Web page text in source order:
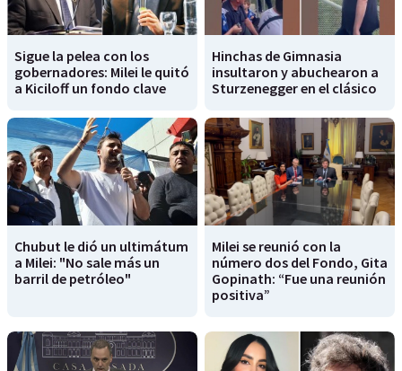
Sigue la pelea con los
gobernadores: Milei le quitó
a Kiciloff un fondo clave
Hinchas de Gimnasia
insultaron y abuchearon a
Sturzenegger en el clásico
Chubut le dió un ultimátum
a Milei: "No sale más un
barril de petróleo"
Milei se reunió con la
número dos del Fondo, Gita
Gopinath: “Fue una reunión
positiva”